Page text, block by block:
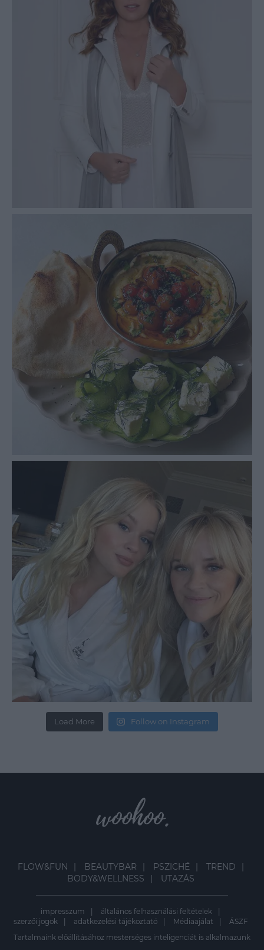
Load More Follow on Instagram
FLOW&FUN BEAUTYBAR PSZICHÉ
TREND
BODY&WELLNESS
UTAZÁS
impresszum
általános felhasználási feltételek
szerzői jogok
adatkezelési tájékoztató Médiaajálat
ÁSZF
Tartalmaink előállításához mesterséges inteligenciát is alkalmazunk